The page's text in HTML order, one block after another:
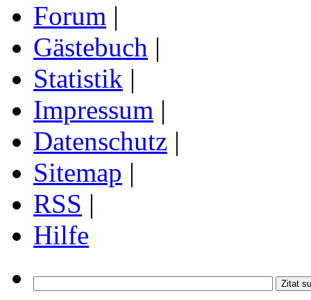
Forum |
Gästebuch |
Statistik |
Impressum |
Datenschutz |
Sitemap |
RSS |
Hilfe